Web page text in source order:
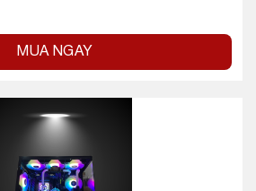
MUA NGAY